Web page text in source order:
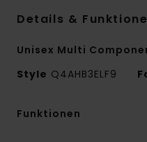
Details &
Unisex Multi
Style Q4AHB3ELF9
Funktionen